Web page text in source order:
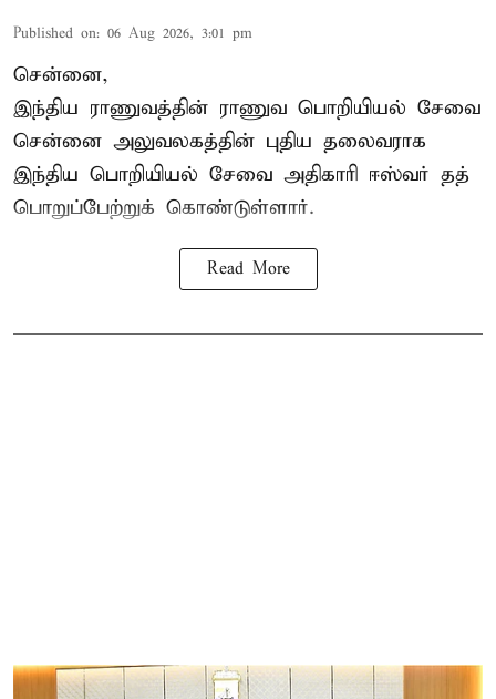
Published on: 06 Aug 2026, 3:01 pm
சென்னை,
இந்திய ராணுவத்தின் ராணுவ பொறியியல் சேவை
சென்னை அலுவலகத்தின் புதிய தலைவராக
இந்திய பொறியியல் சேவை அதிகாரி ஈஸ்வர் தத்
பொறுப்பேற்றுக் கொண்டுள்ளார்.
Read More